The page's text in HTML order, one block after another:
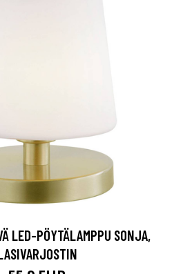
LED-PÖYTÄLAMPPU SONJA,